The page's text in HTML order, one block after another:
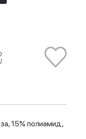
15% полиамид,